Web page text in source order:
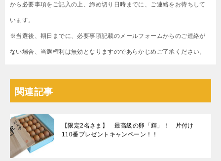
から必要事項をご記入の上、締め切り日時までに、ご連絡をお待ちして
います。
※当選後、期日までに、必要事項記載のメールフォームからのご連絡が
ない場合、当選権利は無効となりますのであらかじめご了承ください。
関連記事
【限定2名さま】 最高級の卵「輝」！ 片付け
110番プレゼントキャンペーン！！